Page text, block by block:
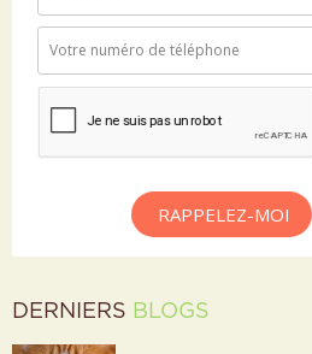
RAPPELEZ-MOI
DERNIERS BLOGS